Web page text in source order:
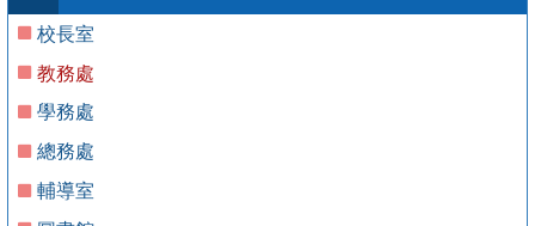
校長室
教務處
學務處
總務處
輔導室